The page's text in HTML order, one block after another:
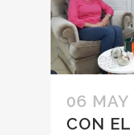
06 MAY
CON EL